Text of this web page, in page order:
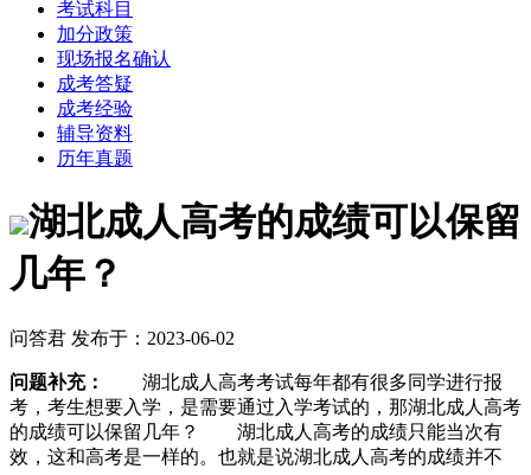
考试科目
加分政策
现场报名确认
成考答疑
成考经验
辅导资料
历年真题
湖北成人高考的成绩可以保留
几年？
问答君 发布于：2023-06-02
问题补充：
湖北成人高考考试每年都有很多同学进行报
考，考生想要入学，是需要通过入学考试的，那湖北成人高考
的成绩可以保留几年？ 湖北成人高考的成绩只能当次有
效，这和高考是一样的。也就是说湖北成人高考的成绩并不